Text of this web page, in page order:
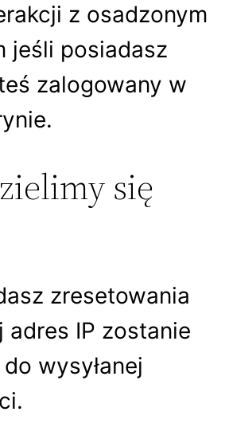
z osadzonym
jeśli posiadasz
zalogowany w
się
zresetowania
adres IP zostanie
wysyłanej